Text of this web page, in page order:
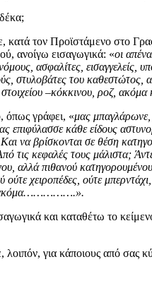
κατά τον Προϊστάμενο στο
ανοίγω εισαγωγικά: «οι
ασφαλίτες, εισαγγελείς,
στυλοβάτες του καθεστώτος,
–κόκκινου, ροζ, ακόμα
όπως γράφει, «μας μπαγλάρωνε,
επιφύλασσε κάθε είδους
Και να βρίσκονται σε θέση
τις κεφαλές τους μάλιστα;
αλλά πιθανού
ούτε χειροπέδες, ούτε
ακόμα…………….».
και καταθέτω το
λοιπόν, για κάποιους από σας